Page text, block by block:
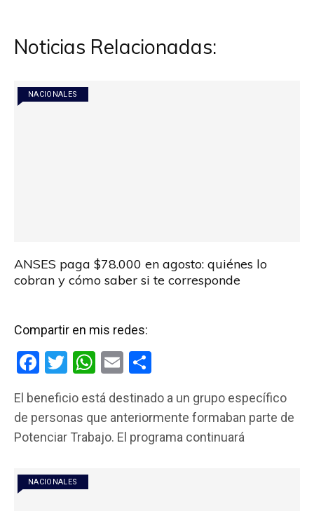
Noticias Relacionadas:
NACIONALES
ANSES paga $78.000 en agosto: quiénes lo
cobran y cómo saber si te corresponde
Compartir en mis redes:
F
ce
b
o
k
T
tt
er
W
at
s
A
E
ail m
p
ar
El beneficio está destinado a un grupo específico
de personas que anteriormente formaban parte de
Potenciar Trabajo. El programa continuará
NACIONALES